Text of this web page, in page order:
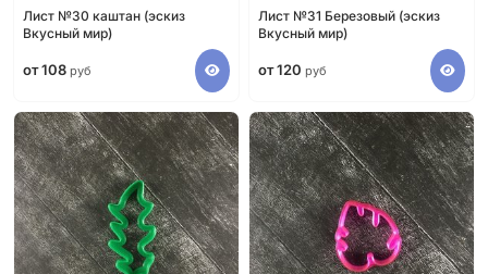
Лист №30 каштан (эскиз
Вкусный мир)
от 108 руб
Лист №31 Березовый (эскиз
Вкусный мир)
от 120 руб